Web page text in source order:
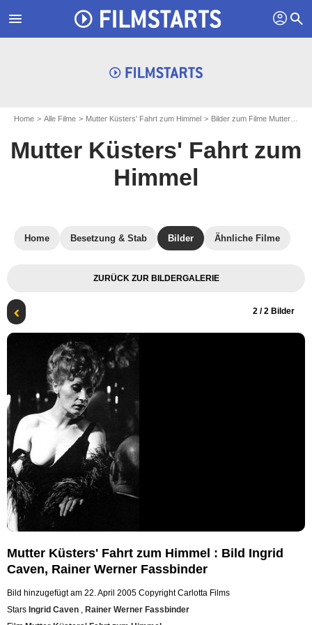
menu profil search
Home Alle Filme Mutter Küsters' Fahrt zum Himmel Bilder zum Filme Mutter Küsters' Fahrt zum Himmel
Mutter Küsters' Fahrt zum
Himmel
Home Besetzung & Stab Bilder Ähnliche Filme
ZURÜCK ZUR BILDERGALERIE
2 / 2 Bilder
Mutter Küsters' Fahrt zum Himmel : Bild Ingrid
Caven, Rainer Werner Fassbinder
Bild hinzugefügt am 22. April 2005 Copyright Carlotta Films
Stars Ingrid Caven , Rainer Werner Fassbinder